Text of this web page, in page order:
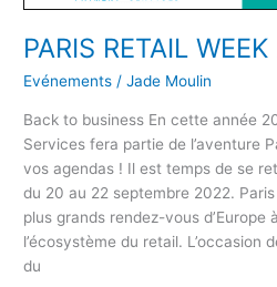
PARIS RETAIL
Evénements /Jade Moulin
Back to business En cette année
Services fera partie de l’aventure
vos agendas ! Il est temps de se
du 20 au 22 septembre 2022. Paris
plus grands rendez-vous d’Europe
l’écosystème du retail. L’occasion
du